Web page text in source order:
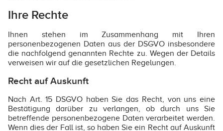
Ihre Rechte
Ihnen stehen im Zusammenhang mit Ihren
personenbezogenen Daten aus der DSGVO insbesondere
die nachfolgend genannten Rechte zu. Wegen der Details
verweisen wir auf die gesetzlichen Regelungen.
Recht auf Auskunft
Nach Art. 15 DSGVO haben Sie das Recht, von uns eine
Bestätigung darüber zu verlangen, ob durch uns Sie
betreffende personenbezogene Daten verarbeitet werden.
Wenn dies der Fall ist, so haben Sie ein Recht auf Auskunft